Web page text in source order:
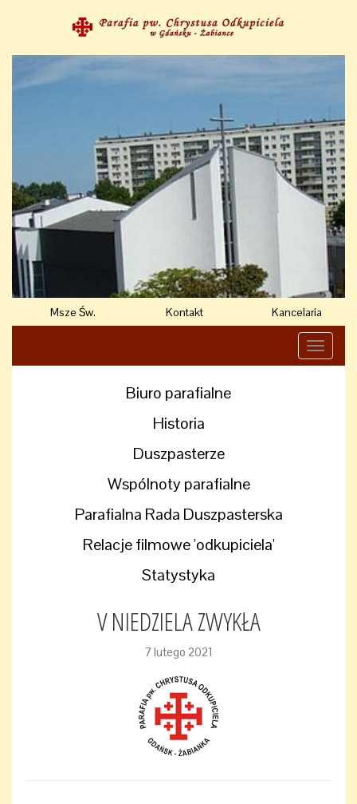
Msze Św. Kontakt Kancelaria
Toggle
Biuro parafialne
Historia
Duszpasterze
Wspólnoty parafialne
Parafialna Rada Duszpasterska
Relacje filmowe 'odkupiciela'
Statystyka
V NIEDZIELA ZWYKŁA
7 lutego 2021